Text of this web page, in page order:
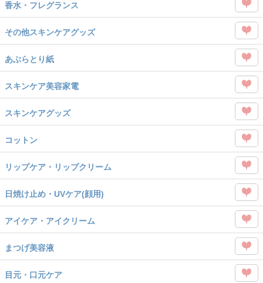
タグ
を
Like
香水・フレグランス
この
タグ
を
Like
その他スキンケアグッズ
この
タグ
を
Like
あぶらとり紙
この
タグ
を
Like
スキンケア美容家電
この
タグ
を
Like
スキンケアグッズ
この
タグ
を
Like
コットン
この
タグ
を
Like
リップケア・リップクリーム
この
タグ
を
Like
日焼け止め・UVケア(顔用)
この
タグ
を
Like
アイケア・アイクリーム
この
タグ
を
まつげ美容液
この
タグ
目元・口元ケア